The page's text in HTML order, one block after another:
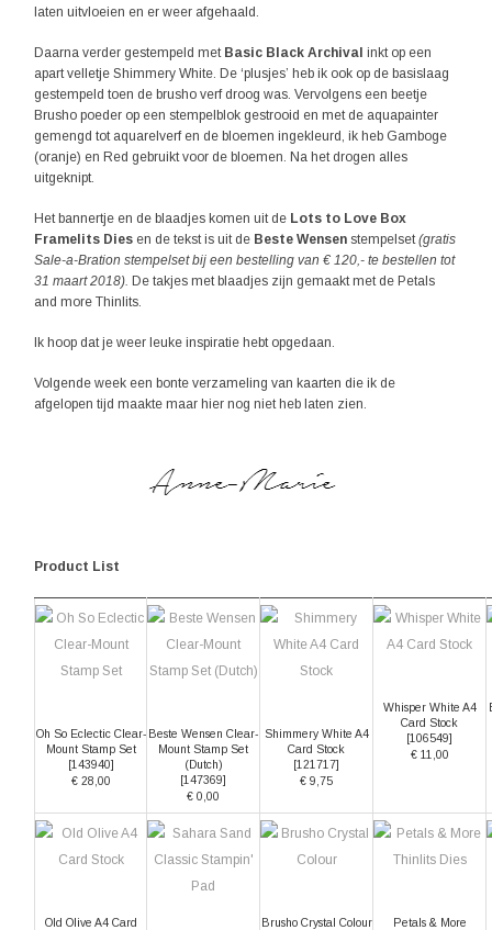
laten uitvloeien en er weer afgehaald.
Daarna verder gestempeld met Basic Black Archival inkt op een
apart velletje Shimmery White. De ‘plusjes’ heb ik ook op de basislaag
gestempeld toen de brusho verf droog was. Vervolgens een beetje
Brusho poeder op een stempelblok gestrooid en met de aquapainter
gemengd tot aquarelverf en de bloemen ingekleurd, ik heb Gamboge
(oranje) en Red gebruikt voor de bloemen. Na het drogen alles
uitgeknipt.
Het bannertje en de blaadjes komen uit de Lots to Love Box
Framelits Dies en de tekst is uit de Beste Wensen stempelset(gratis
Sale-a-Bration stempelset bij een bestelling van € 120,- te bestellen tot
31 maart 2018). De takjes met blaadjes zijn gemaakt met de Petals
and more Thinlits.
Ik hoop dat je weer leuke inspiratie hebt opgedaan.
Volgende week een bonte verzameling van kaarten die ik de
afgelopen tijd maakte maar hier nog niet heb laten zien.
Product List
Oh So Eclectic Clear-
Mount Stamp Set
[143940]
€ 28,00
Beste Wensen Clear-
Mount Stamp Set
(Dutch)
[147369]
€ 0,00
Shimmery White A4
Card Stock
[121717]
€ 9,75
Whisper White A4
Card Stock
[106549]
€ 11,00
Old Olive A4 Card
Brusho Crystal Colour
Petals & More